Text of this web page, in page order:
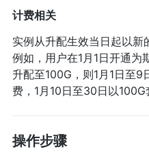
计费相关
实例从升配生效当日起以新
例如，用户在1月1日开通为
升配至100G，则1月1日至
费，1月10日至30日以100G
操作步骤